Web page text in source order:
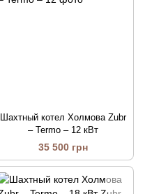
Шахтный котел Холмова Zubr
– Termo – 12 кВт
35 500 грн